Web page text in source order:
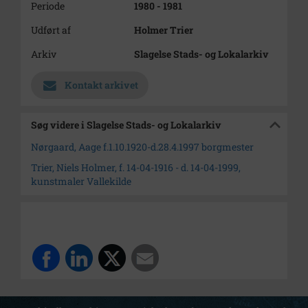
Periode
1980 - 1981
Udført af
Holmer Trier
Arkiv
Slagelse Stads- og Lokalarkiv
Kontakt arkivet
Søg videre i Slagelse Stads- og Lokalarkiv
Nørgaard, Aage f.1.10.1920-d.28.4.1997 borgmester
Trier, Niels Holmer, f. 14-04-1916 - d. 14-04-1999,
kunstmaler Vallekilde